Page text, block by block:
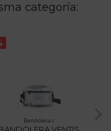
categoría:
Bandoleras